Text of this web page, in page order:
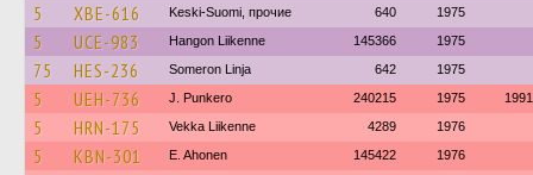
5 XBE-616 Keski-Suomi, прочие 640 1975
5 UCE-983 Hangon Liikenne 145366 1975
75 HES-236 Someron Linja 642 1975
5 UEH-736 J. Punkero 240215 1975 1991
5 HRN-175 Vekka Liikenne 4289 1976
5 KBN-301 E. Ahonen 145422 1976